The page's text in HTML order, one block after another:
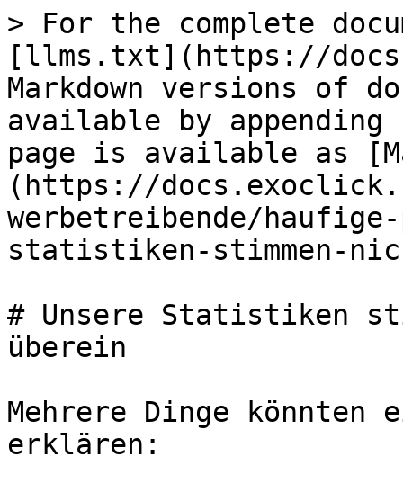
> For the complete
[llms.txt](https://
Markdown versions of
available by
page is available as
(https://
werbetreibende/
statistiken-stimmen-
# Unsere Statistiken
überein
Mehrere Dinge könnten
erklären: